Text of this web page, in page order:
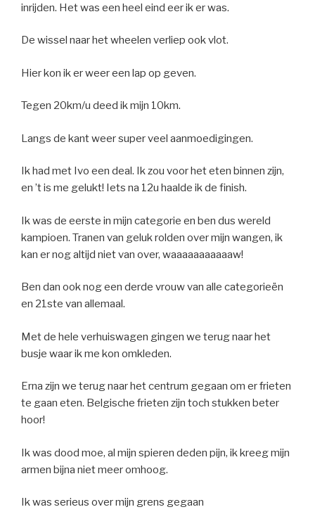
inrijden. Het was een heel eind eer ik er was.
De wissel naar het wheelen verliep ook vlot.
Hier kon ik er weer een lap op geven.
Tegen 20km/u deed ik mijn 10km.
Langs de kant weer super veel aanmoedigingen.
Ik had met Ivo een deal. Ik zou voor het eten binnen zijn,
en ’t is me gelukt! Iets na 12u haalde ik de finish.
Ik was de eerste in mijn categorie en ben dus wereld
kampioen. Tranen van geluk rolden over mijn wangen, ik
kan er nog altijd niet van over, waaaaaaaaaaaw!
Ben dan ook nog een derde vrouw van alle categorieën
en 21ste van allemaal.
Met de hele verhuiswagen gingen we terug naar het
busje waar ik me kon omkleden.
Erna zijn we terug naar het centrum gegaan om er frieten
te gaan eten. Belgische frieten zijn toch stukken beter
hoor!
Ik was dood moe, al mijn spieren deden pijn, ik kreeg mijn
armen bijna niet meer omhoog.
Ik was serieus over mijn grens gegaan